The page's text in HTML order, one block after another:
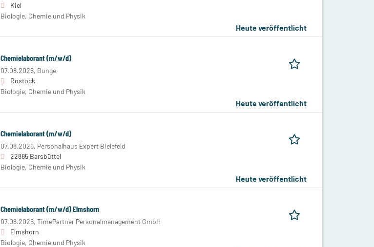
Kiel
Biologie, Chemie und Physik
Heute veröffentlicht
Chemielaborant (m/w/d)
07.08.2026, Bunge
Rostock
Biologie, Chemie und Physik
Heute veröffentlicht
Chemielaborant (m/w/d)
07.08.2026, Personalhaus Expert Bielefeld
22885 Barsbüttel
Biologie, Chemie und Physik
Heute veröffentlicht
Chemielaborant (m/w/d) Elmshorn
07.08.2026, TimePartner Personalmanagement GmbH
Elmshorn
Biologie, Chemie und Physik